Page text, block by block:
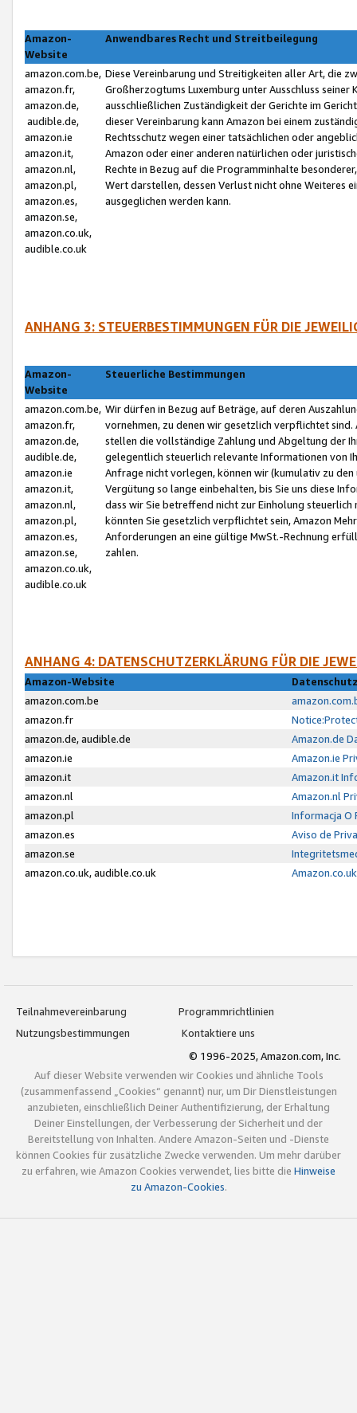
Amazon-
Website
Anwendbares Recht und Streitbeilegung
amazon.com.be,
amazon.fr,
amazon.de,
audible.de,
amazon.ie
amazon.it,
amazon.nl,
amazon.pl,
amazon.es,
amazon.se,
amazon.co.uk,
audible.co.uk
Diese Vereinbarung und Streitigkeiten aller Art, die
Großherzogtums Luxemburg unter Ausschluss
ausschließlichen Zuständigkeit der Gerichte im
dieser Vereinbarung kann Amazon bei einem
Rechtsschutz wegen einer tatsächlichen oder
Amazon oder einer anderen natürlichen oder
Rechte in Bezug auf die Programminhalte
Wert darstellen, dessen Verlust nicht ohne Weiteres
ausgeglichen werden kann.
ANHANG 3: STEUERBESTIMMUNGEN FÜR DIE
Amazon-
Website
Steuerliche Bestimmungen
amazon.com.be,
amazon.fr,
amazon.de,
audible.de,
amazon.ie
amazon.it,
amazon.nl,
amazon.pl,
amazon.es,
amazon.se,
amazon.co.uk,
audible.co.uk
Wir dürfen in Bezug auf Beträge, auf deren
vornehmen, zu denen wir gesetzlich verpflichtet
stellen die vollständige Zahlung und Abgeltung der
gelegentlich steuerlich relevante Informationen von
Anfrage nicht vorlegen, können wir (kumulativ zu
Vergütung so lange einbehalten, bis Sie uns diese
dass wir Sie betreffend nicht zur Einholung
könnten Sie gesetzlich verpflichtet sein, Amazon
Anforderungen an eine gültige MwSt.-Rechnung
zahlen.
ANHANG 4: DATENSCHUTZERKLÄRUNG FÜR DIE
Amazon-Website
amazon.com.be
amazon.fr
amazon.de, audible.de
Amazon.de
amazon.ie
Amazon.ie
amazon.it
Amazon.it
amazon.nl
Amazon.nl
amazon.pl
Informacja O
amazon.es
Aviso de
amazon.se
amazon.co.uk, audible.co.uk
Teilnahmevereinbarung
Programmrichtlinien
Nutzungsbestimmungen
Kontaktiere uns
© 1996-2025, Amazon.com, Inc.
Auf dieser Website verwenden wir Cookies und ähnliche Tools
(zusammenfassend „Cookies“ genannt) nur, um Dir Dienstleistungen
anzubieten, einschließlich Deiner Authentifizierung, der Erhaltung
Deiner Einstellungen, der Verbesserung der Sicherheit und der
Bereitstellung von Inhalten. Andere Amazon-Seiten und -Dienste
können Cookies für zusätzliche Zwecke verwenden. Um mehr darüber
zu erfahren, wie Amazon Cookies verwendet, lies bitte die Hinweise
zu Amazon-Cookies.